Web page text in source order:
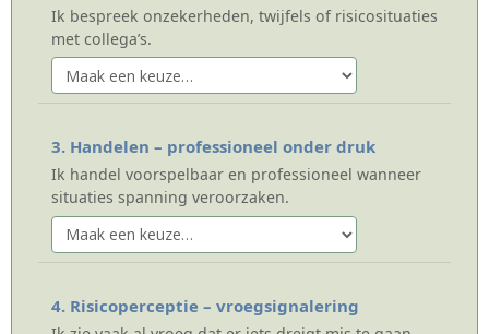
Ik bespreek onzekerheden, twijfels of risicosituaties
met collega’s.
3. Handelen – professioneel onder druk
Ik handel voorspelbaar en professioneel wanneer
situaties spanning veroorzaken.
4. Risicoperceptie – vroegsignalering